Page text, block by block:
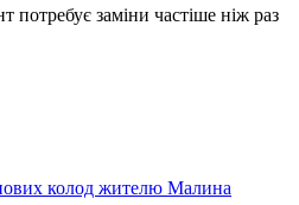
потребує заміни частіше ніж раз
колод жителю Малина